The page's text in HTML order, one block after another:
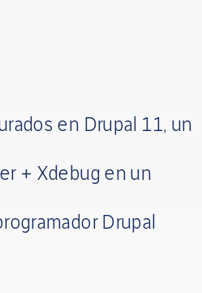
en Drupal 11, un
+ Xdebug en un
Drupal